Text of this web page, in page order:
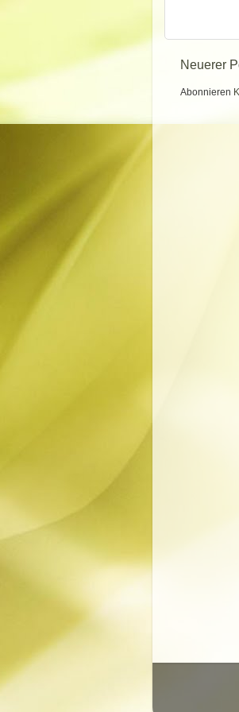
Neuerer
Abonnieren